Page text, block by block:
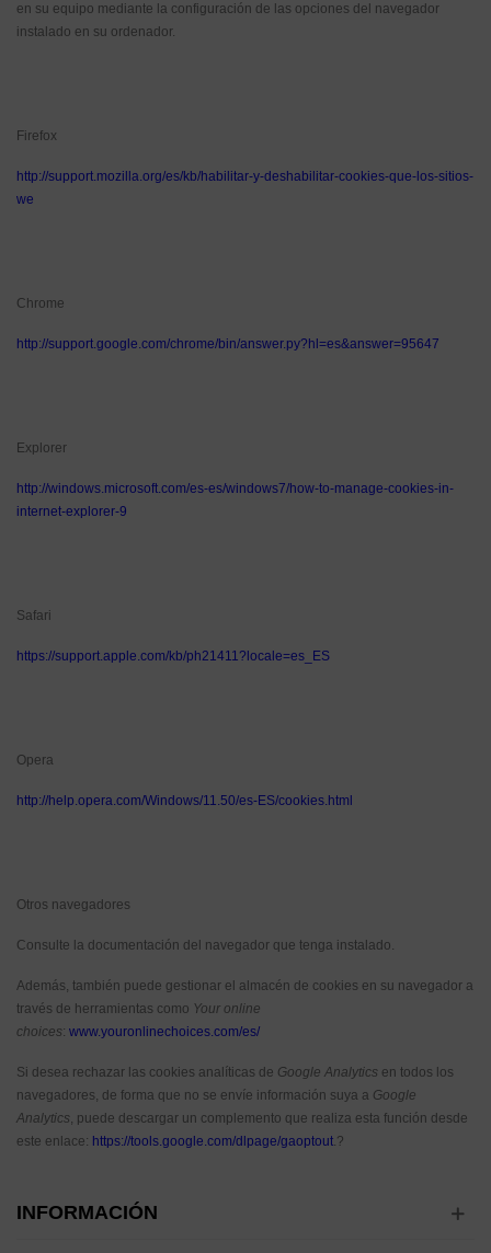
en su equipo mediante la configuración de las opciones del navegador
instalado en su ordenador.
Firefox
http://support.mozilla.org/es/kb/habilitar-y-deshabilitar-cookies-que-los-sitios-
we
Chrome
http://support.google.com/chrome/bin/answer.py?hl=es&answer=95647
Explorer
http://windows.microsoft.com/es-es/windows7/how-to-manage-cookies-in-
internet-explorer-9
Safari
https://support.apple.com/kb/ph21411?locale=es_ES
Opera
http://help.opera.com/Windows/11.50/es-ES/cookies.html
Otros navegadores
Consulte la documentación del navegador que tenga instalado.
Además, también puede gestionar el almacén de cookies en su navegador a
través de herramientas como Your online
choices: www.youronlinechoices.com/es/
Si desea rechazar las cookies analíticas de Google Analytics en todos los
navegadores, de forma que no se envíe información suya a Google
Analytics, puede descargar un complemento que realiza esta función desde
este enlace: https://tools.google.com/dlpage/gaoptout.?
INFORMACIÓN